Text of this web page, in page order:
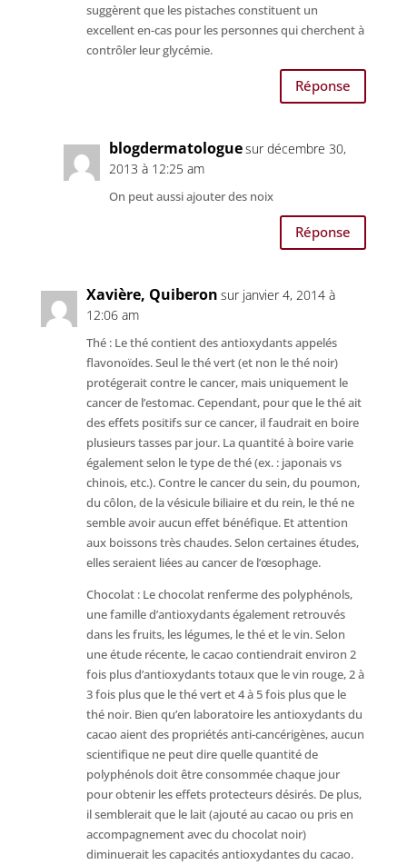
suggèrent que les pistaches constituent un
excellent en-cas pour les personnes qui cherchent à
contrôler leur glycémie.
Réponse
blogdermatologuesur décembre 30,
2013 à 12:25 am
On peut aussi ajouter des noix
Réponse
Xavière, Quiberon sur janvier 4, 2014 à
12:06 am
Thé : Le thé contient des antioxydants appelés
flavonoïdes. Seul le thé vert (et non le thé noir)
protégerait contre le cancer, mais uniquement le
cancer de l’estomac. Cependant, pour que le thé ait
des effets positifs sur ce cancer, il faudrait en boire
plusieurs tasses par jour. La quantité à boire varie
également selon le type de thé (ex. : japonais vs
chinois, etc.). Contre le cancer du sein, du poumon,
du côlon, de la vésicule biliaire et du rein, le thé ne
semble avoir aucun effet bénéfique. Et attention
aux boissons très chaudes. Selon certaines études,
elles seraient liées au cancer de l’œsophage.
Chocolat : Le chocolat renferme des polyphénols,
une famille d’antioxydants également retrouvés
dans les fruits, les légumes, le thé et le vin. Selon
une étude récente, le cacao contiendrait environ 2
fois plus d’antioxydants totaux que le vin rouge, 2 à
3 fois plus que le thé vert et 4 à 5 fois plus que le
thé noir. Bien qu’en laboratoire les antioxydants du
cacao aient des propriétés anti-cancérigènes, aucun
scientifique ne peut dire quelle quantité de
polyphénols doit être consommée chaque jour
pour obtenir les effets protecteurs désirés. De plus,
il semblerait que le lait (ajouté au cacao ou pris en
accompagnement avec du chocolat noir)
diminuerait les capacités antioxydantes du cacao.